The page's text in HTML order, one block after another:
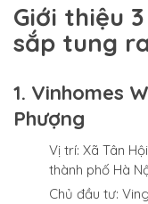
Giới thiệu
sắp tung
1. Vinhomes
Phượng
Vị trí: Xã Tân
thành phố Hà
Chủ đầu tư: